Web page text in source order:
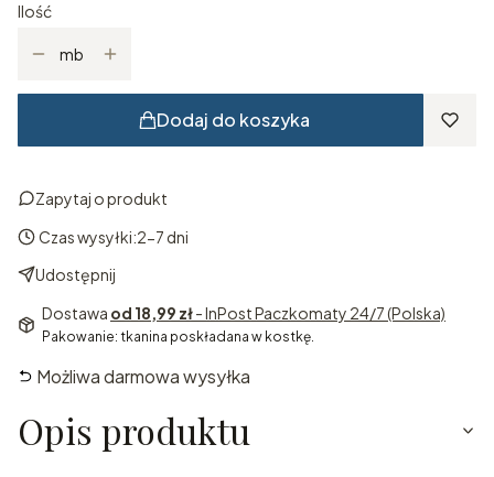
Ilość
mb
Dodaj do koszyka
Zapytaj o produkt
Czas wysyłki:2-7 dni
Udostępnij
Dostawa od 18,99 zł- InPost Paczkomaty 24/7 (Polska)
Pakowanie: tkanina poskładana w kostkę.
Możliwa darmowa wysyłka
Opis produktu